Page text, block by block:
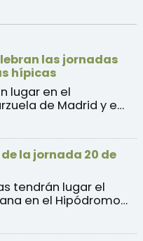
las jornadas
hípicas
lugar en el
de Madrid y en
...
la jornada 20 de
tendrán lugar el
en el Hipódromo